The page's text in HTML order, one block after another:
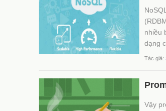
nhiều
dạng
Tác giả:
Vậy